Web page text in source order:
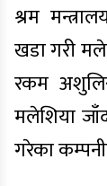
श्रम
खडा गरी
रकम
मलेशिया
गरेका